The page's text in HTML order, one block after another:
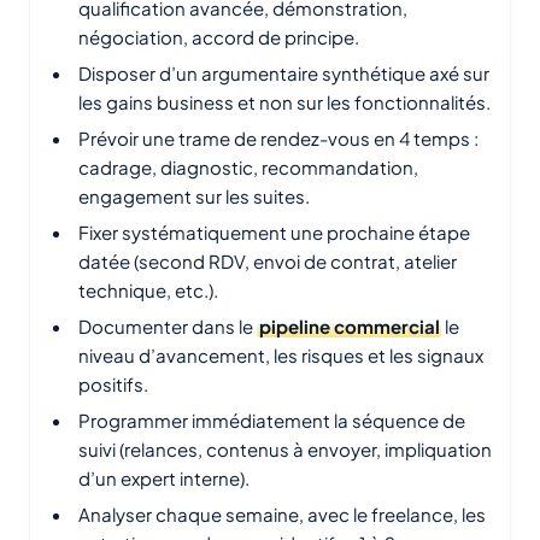
qualification avancée, démonstration,
négociation, accord de principe.
Disposer d’un argumentaire synthétique axé sur
les gains business et non sur les fonctionnalités.
Prévoir une trame de rendez-vous en 4 temps :
cadrage, diagnostic, recommandation,
engagement sur les suites.
Fixer systématiquement une prochaine étape
datée (second RDV, envoi de contrat, atelier
technique, etc.).
Documenter dans le pipeline commercial le
niveau d’avancement, les risques et les signaux
positifs.
Programmer immédiatement la séquence de
suivi (relances, contenus à envoyer, impliquation
d’un expert interne).
Analyser chaque semaine, avec le freelance, les